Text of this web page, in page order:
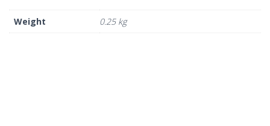
Weight 0.25 kg